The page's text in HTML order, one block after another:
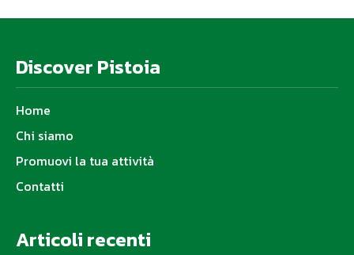
Discover Pistoia
Home
Chi siamo
Promuovi la tua attività
Contatti
Articoli recenti